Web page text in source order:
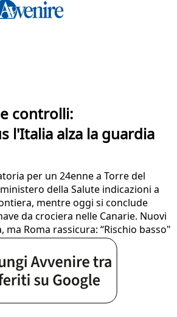
controlli:
l'Italia alza la guardia
per un 24enne a Torre del
della Salute indicazioni a
mentre oggi si conclude
da crociera nelle Canarie. Nuovi
ma Roma rassicura: “Rischio basso"